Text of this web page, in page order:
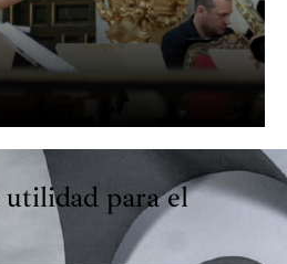
para el